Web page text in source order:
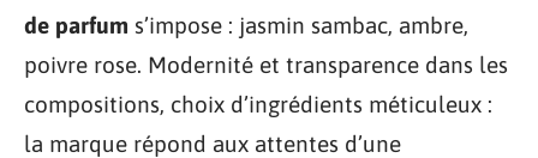
de parfum s’impose : jasmin sambac, ambre,
poivre rose. Modernité et transparence dans les
compositions, choix d’ingrédients méticuleux :
la marque répond aux attentes d’une